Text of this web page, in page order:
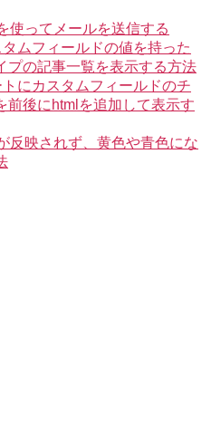
使ってメールを送信する
ムフィールドの値を持った
プの記事一覧を表示する方法
にカスタムフィールドのチ
前後にhtmlを追加して表示す
反映されず、黄色や青色にな